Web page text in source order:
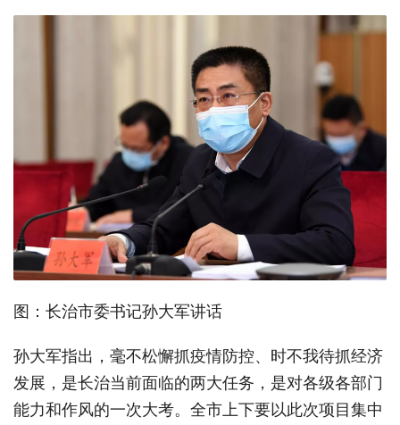
图：长治市委书记孙大军讲话
孙大军指出，毫不松懈抓疫情防控、时不我待抓经济
发展，是长治当前面临的两大任务，是对各级各部门
能力和作风的一次大考。全市上下要以此次项目集中